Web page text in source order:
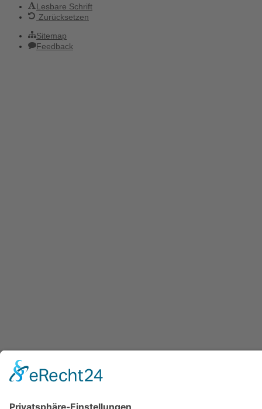
Lesbare Schrift
Zurücksetzen
Sitemap
Feedback